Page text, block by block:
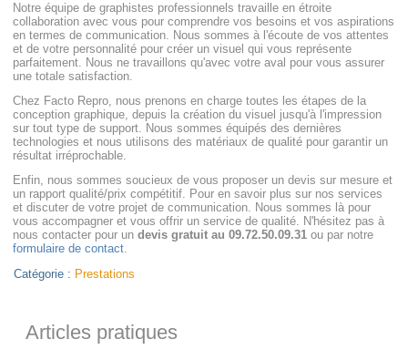
Notre équipe de graphistes professionnels travaille en étroite
collaboration avec vous pour comprendre vos besoins et vos aspirations
en termes de communication. Nous sommes à l'écoute de vos attentes
et de votre personnalité pour créer un visuel qui vous représente
parfaitement. Nous ne travaillons qu'avec votre aval pour vous assurer
une totale satisfaction.
Chez Facto Repro, nous prenons en charge toutes les étapes de la
conception graphique, depuis la création du visuel jusqu'à l'impression
sur tout type de support. Nous sommes équipés des dernières
technologies et nous utilisons des matériaux de qualité pour garantir un
résultat irréprochable.
Enfin, nous sommes soucieux de vous proposer un devis sur mesure et
un rapport qualité/prix compétitif. Pour en savoir plus sur nos services
et discuter de votre projet de communication. Nous sommes là pour
vous accompagner et vous offrir un service de qualité. N'hésitez pas à
nous contacter pour undevis gratuit au 09.72.50.09.31 ou par notre
formulaire de contact.
Catégorie : Prestations
Articles pratiques